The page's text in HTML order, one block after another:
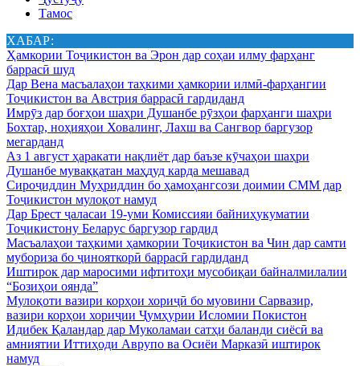
Тамос
ХАБАР:
Ҳамкории Тоҷикистон ва Эрон дар соҳаи илму фарҳанг
баррасӣ шуд
Дар Вена масъалаҳои таҳкими ҳамкории илмӣ-фарҳангии
Тоҷикистон ва Австрия баррасӣ гардиданд
Имрӯз дар боғҳои шаҳри Душанбе рӯзҳои фарҳанги шаҳри
Бохтар, ноҳияҳои Ховалинг, Лахш ва Сангвор баргузор
мегарданд
Аз 1 август ҳаракати нақлиёт дар баъзе кӯчаҳои шаҳри
Душанбе муваққатан маҳдуд карда мешавад
Сироҷиддин Муҳриддин бо ҳамоҳангсози доимии СММ дар
Тоҷикистон мулоқот намуд
Дар Брест ҷаласаи 19-уми Комиссияи байниҳукуматии
Тоҷикистону Беларус баргузор гардид
Масъалаҳои таҳкими ҳамкории Тоҷикистон ва Чин дар самти
мубориза бо ҷинояткорӣ баррасӣ гардиданд
Иштирок дар маросими ифтитоҳи мусобиқаи байналмилалии
“Бозиҳои оянда”
Мулоқоти вазири корҳои хориҷӣ бо муовини Сарвазир,
вазири корҳои хориҷии Ҷумҳурии Исломии Покистон
Идибек Қаландар дар Муколамаи сатҳи баланди сиёсӣ ва
амниятии Иттиҳоди Аврупо ва Осиёи Марказӣ иштирок
намуд